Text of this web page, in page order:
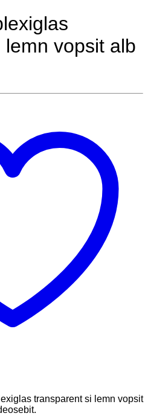
vopsit alb
transparent si lemn vopsit